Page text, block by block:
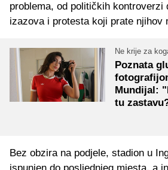
problema, od političkih kontroverzi
izazova i protesta koji prate njihov
Ne krije za
Poznata
Mundijal:
tu
Bez obzira na podjele, stadion u